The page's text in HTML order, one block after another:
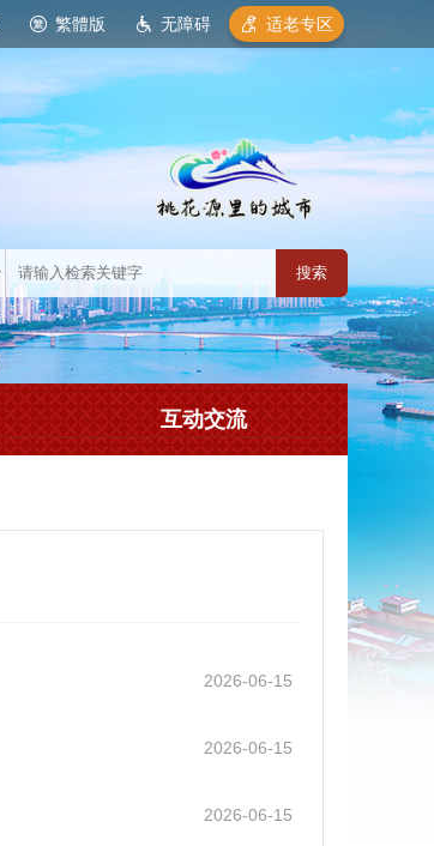
繁體版 无障碍 适老专区
互动交流
2026-06-15
2026-06-15
2026-06-15